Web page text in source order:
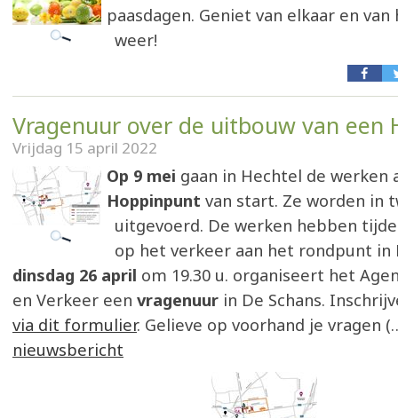
paasdagen. Geniet van elkaar en
weer!
Vragenuur over de uitbouw van een
Vrijdag 15 april 2022
Op 9 mei gaan in Hechtel de werken
Hoppinpunt van start. Ze worden in
uitgevoerd. De werken hebben
op het verkeer aan het rondpunt
dinsdag 26 april om 19.30 u. organiseert het
en Verkeer een vragenuur in De Schans.
via dit formulier. Gelieve op voorhand je vragen
nieuwsbericht